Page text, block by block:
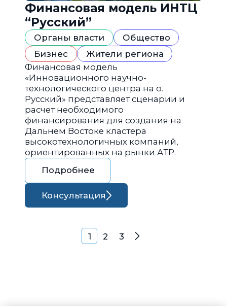
Финансовая модель ИНТЦ
“Русский”
Органы власти
Общество
Бизнес
Жители региона
Финансовая модель
«Инновационного научно-
технологического центра на о.
Русский» представляет сценарии и
расчет необходимого
финансирования для создания на
Дальнем Востоке кластера
высокотехнологичных компаний,
ориентированных на рынки АТР.
Подробнее
Консультация
Навигация по
1 2 3 Далее